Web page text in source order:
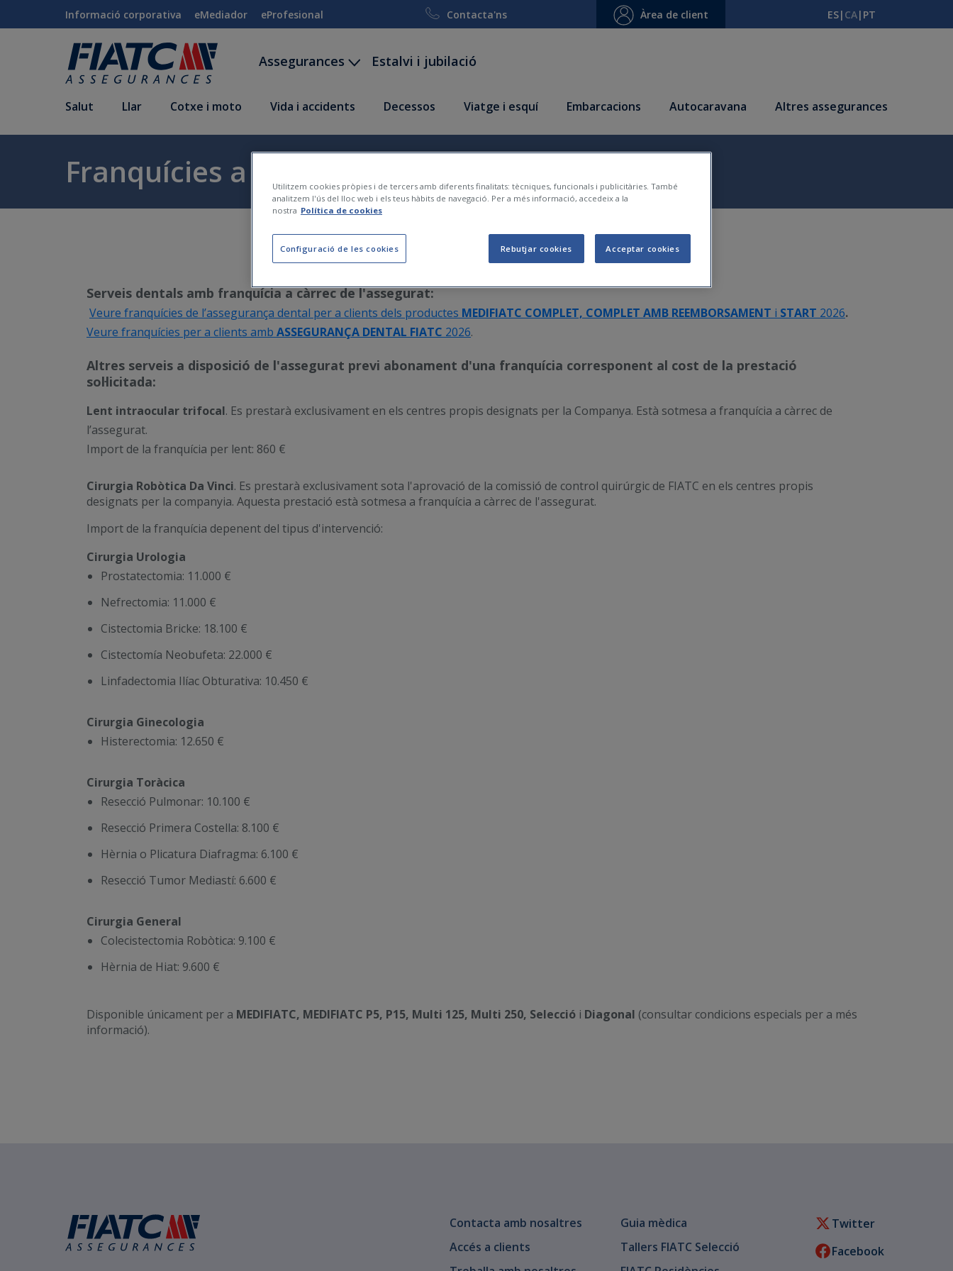
Salta al contingut principal
Informació corporativa eMediador eProfesional Contacta'ns Àrea de client ES| CA| PT
Assegurances Estalvi i jubilació
Salut Llar Cotxe i moto Vida i accidents Decessos Viatge i esquí Embarcacions Autocaravana Altres assegurances
Franquícies a carrec de l'assegurat
Serveis dentals amb franquícia a càrrec de l'assegurat:
Veure franquícies de l’assegurança dental per a clients dels productes MEDIFIATC COMPLET, COMPLET AMB REEMBORSAMENT i START 2026.
Veure franquícies per a clients amb ASSEGURANÇA DENTAL FIATC 2026.
Altres serveis a disposició de l'assegurat previ abonament d'una franquícia corresponent al cost de la prestació
sol·licitada:
Lent intraocular trifocal. Es prestarà exclusivament en els centres propis designats per la Companya. Està sotmesa a franquícia a càrrec de
l’assegurat.
Import de la franquícia per lent: 860 €
Cirurgia Robòtica Da Vinci. Es prestarà exclusivament sota l'aprovació de la comissió de control quirúrgic de FIATC en els centres propis
designats per la companyia. Aquesta prestació està sotmesa a franquícia a càrrec de l'assegurat.
Import de la franquícia depenent del tipus d'intervenció:
Cirurgia Urologia
Prostatectomia: 11.000 €
Nefrectomia: 11.000 €
Cistectomia Bricke: 18.100 €
Cistectomía Neobufeta: 22.000 €
Linfadectomia Ilíac Obturativa: 10.450 €
Cirurgia Ginecologia
Histerectomia: 12.650 €
Cirurgia Toràcica
Resecció Pulmonar: 10.100 €
Resecció Primera Costella: 8.100 €
Hèrnia o Plicatura Diafragma: 6.100 €
Resecció Tumor Mediastí: 6.600 €
Cirurgia General
Colecistectomia Robòtica: 9.100 €
Hèrnia de Hiat: 9.600 €
Disponible únicament per a MEDIFIATC, MEDIFIATC P5, P15, Multi 125, Multi 250, Selecció i Diagonal (consultar condicions especials per a més
informació).
Contacta amb nosaltres
Accés a clients
Guia mèdica
Tallers FIATC Selecció
Twitter
Facebook
Utilitzem cookies pròpies i de tercers amb diferents finalitats: tècniques, funcionals i publicitàries. També
analitzem l'ús del lloc web i els teus hàbits de navegació. Per a més informació, accedeix a la
nostra Política de cookies
Configuració de les cookies Rebutjar cookies Acceptar cookies